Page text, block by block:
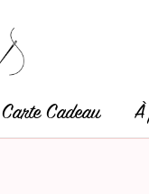
Carte Cadeau